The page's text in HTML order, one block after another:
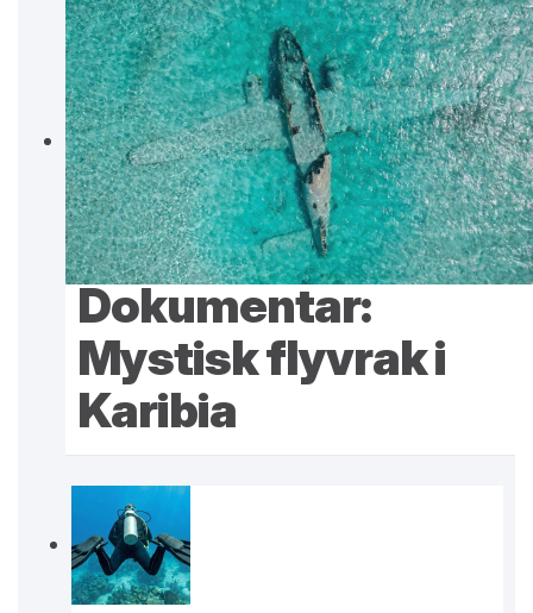
Dokumentar:
Mystisk flyvrak i
Karibia